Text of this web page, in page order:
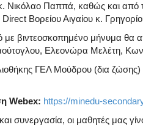
Νικόλαο Παππά, καθώς και από
Βορείου Αιγαίου κ.
με βιντεοσκοπημένο μήνυμα θα
Ελεονώρα Μελέτη,
ΓΕΛ Μούδρου (δια ζώσης)
Webex: https://minedu-
συνεργασία, οι μαθητές μας